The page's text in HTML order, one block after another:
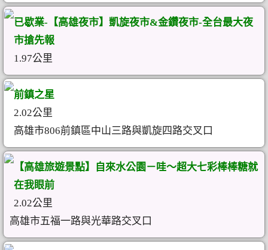
已歇業-【高雄夜市】凱旋夜市&金鑽夜市-全台最大夜
市搶先報
1.97公里
前鎮之星
2.02公里
高雄市806前鎮區中山三路與凱旋四路交叉口
【高雄旅遊景點】自來水公園－哇～超大七彩棒棒糖就
在我眼前
2.02公里
高雄市五福一路與光華路交叉口